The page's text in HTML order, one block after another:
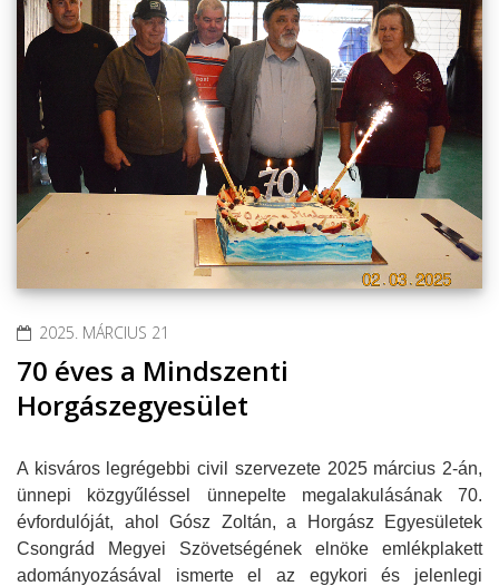
2025. MÁRCIUS 21
70 éves a Mindszenti
Horgászegyesület
A kisváros legrégebbi civil szervezete 2025 március 2-án,
ünnepi közgyűléssel ünnepelte megalakulásának 70.
évfordulóját, ahol Gósz Zoltán, a Horgász Egyesületek
Csongrád Megyei Szövetségének elnöke emlékplakett
adományozásával ismerte el az egykori és jelenlegi